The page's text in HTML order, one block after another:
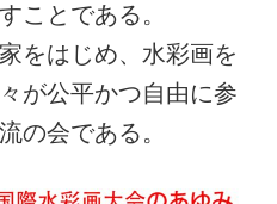
ことである。
をはじめ、水彩画を
が公平かつ自由に参
の会である。